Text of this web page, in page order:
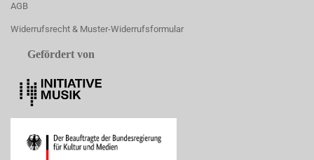
AGB
Widerrufsrecht & Muster-Widerrufsformular
Gefördert von